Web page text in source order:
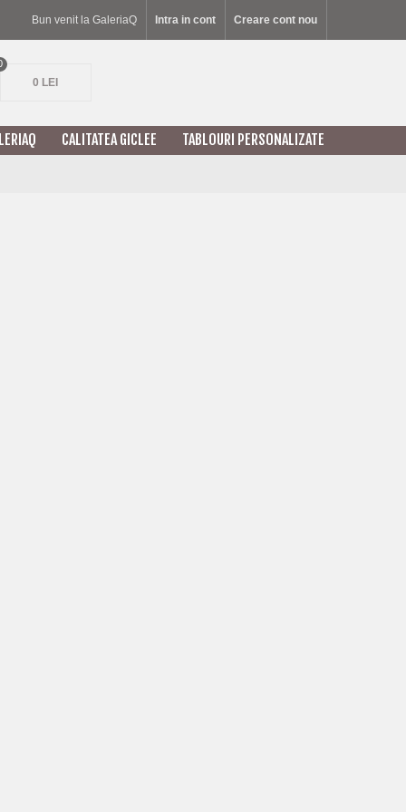
Bun venit la GaleriaQ Intra in cont Creare cont nou
0 LEI
CALITATEA GICLEE TABLOURI PERSONALIZATE